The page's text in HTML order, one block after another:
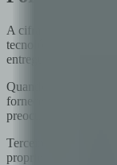
A cifra de 85% de
tecnológica
entregues. Essa
Quando analisamos
fornecedor acredita
preocupações não
Terceiro,
propriedade de IP e